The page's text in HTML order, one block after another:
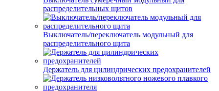
распределительных щитов
Выключатель/переключатель модульный для
распределительного щита
Держатель для цилиндрических предохранителей